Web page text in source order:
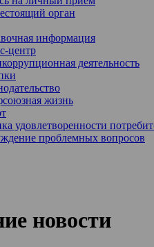
орган
информация
центр
деятельность
жизнь
удовлетворенности
проблемных вопросов
новости